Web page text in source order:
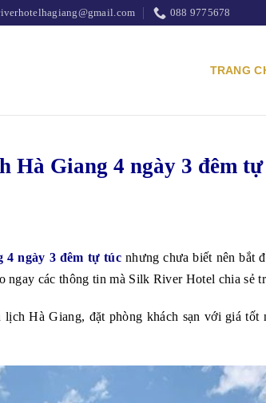
088 9775678
TRANG
Hà Giang 4 ngày 3 đêm
4 ngày 3 đêm tự túc nhưng chưa biết nên bắt
ngay các thông tin mà Silk River Hotel chia sẻ
Hà Giang, đặt phòng khách sạn với giá tốt